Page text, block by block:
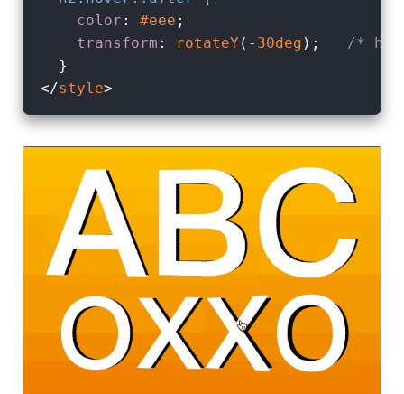
color : #eee ;
transform : rotateY (- 30deg ); /*
</style>